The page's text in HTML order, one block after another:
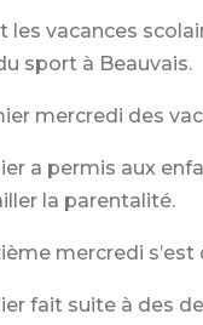
les vacances
sport à Beauvais.
mercredi des
a permis aux
la parentalité.
mercredi
fait suite à des